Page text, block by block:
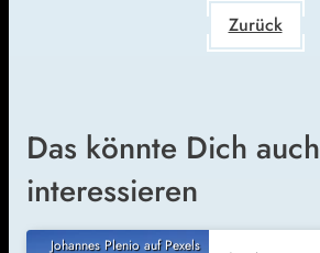
Zurück
Das könnte Dich auch
interessieren
Johannes Plenio auf Pexels